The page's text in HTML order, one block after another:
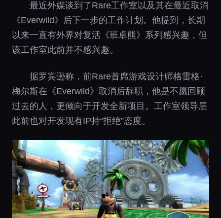
最近外媒谈到了Rare工作室以及其在最近取消
《Everwild》后下一步的工作计划。他提到，长期
以来一直有外界对复活《班卓熊》系列感兴趣，但
该工作室此前并不感兴趣。
据罗宾逊称，前Rare首席游戏设计师格雷格·
梅尔斯在《Everwild》取消后辞职，他是不愿回顾
过去的人，更倾向于开发全新项目。工作室领导层
此前也对开发现有IP持“拒绝”态度。